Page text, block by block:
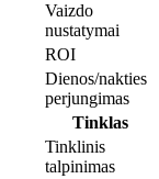
Vaizdo
nustatymai
ROI
Dienos/nakties
perjungimas
Tinklas
Tinklinis
talpinimas